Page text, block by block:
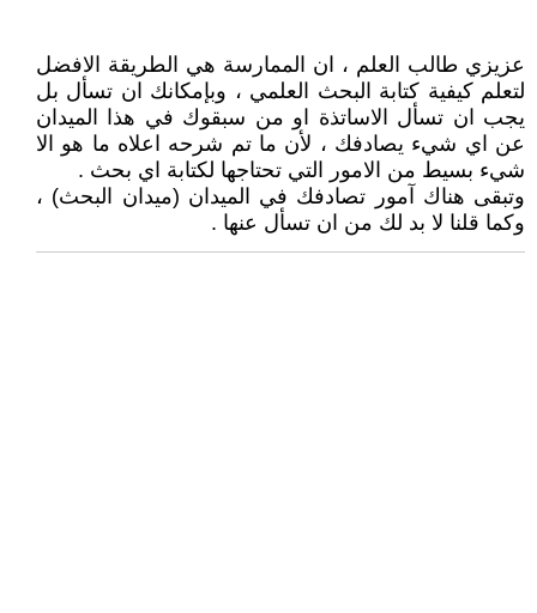
عزيزي طالب العلم ، ان الممارسة هي الطريقة الافضل
لتعلم كيفية كتابة البحث العلمي ، وبإمكانك ان تسأل بل
يجب ان تسأل الاساتذة او من سبقوك في هذا الميدان
عن اي شيء يصادفك ، لأن ما تم شرحه اعلاه ما هو الا
شيء بسيط من الامور التي تحتاجها لكتابة اي بحث .
وتبقى هناك آمور تصادفك في الميدان (ميدان البحث) ،
وكما قلنا لا بد لك من ان تسأل عنها .